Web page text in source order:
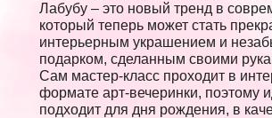
Лабубу – это новый тренд в
который теперь может стать
интерьерным украшением и
подарком, сделанным своими
Сам мастер-класс проходит в
формате арт-вечеринки, поэтому
подходит для дня рождения, в